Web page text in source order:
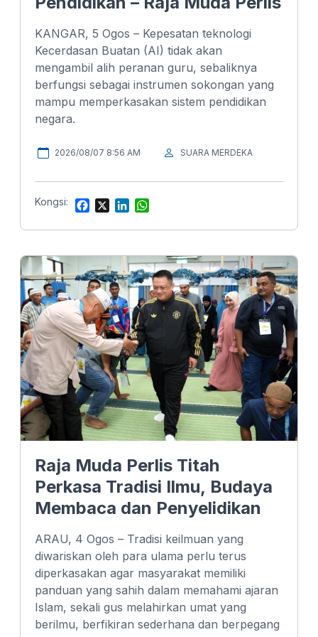
KANGAR, 5 Ogos – Kepesatan teknologi
Kecerdasan Buatan (AI) tidak akan
mengambil alih peranan guru, sebaliknya
berfungsi sebagai instrumen sokongan yang
mampu memperkasakan sistem pendidikan
negara.
2026/08/07 8:56 AM SUARA MERDEKA
Kongsi:
c
o
o
k
n
e
d
I
n
a
s
A
p
p
Raja Muda Perlis Titah
Perkasa Tradisi Ilmu, Budaya
Membaca dan Penyelidikan
ARAU, 4 Ogos – Tradisi keilmuan yang
diwariskan oleh para ulama perlu terus
diperkasakan agar masyarakat memiliki
panduan yang sahih dalam memahami ajaran
Islam, sekali gus melahirkan umat yang
berilmu, berfikiran sederhana dan berpegang